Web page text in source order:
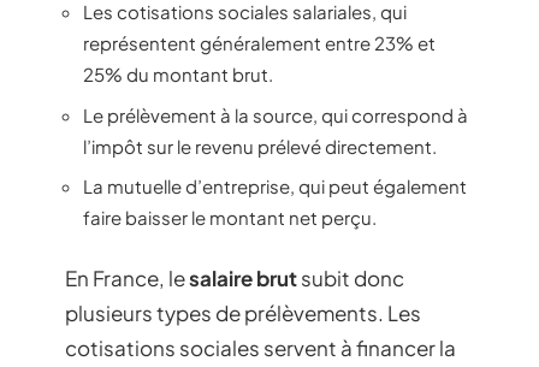
Les cotisations sociales salariales, qui
représentent généralement entre 23% et
25% du montant brut.
Le prélèvement à la source, qui correspond à
l’impôt sur le revenu prélevé directement.
La mutuelle d’entreprise, qui peut également
faire baisser le montant net perçu.
En France, lesalaire brutsubit donc
plusieurs types de prélèvements. Les
cotisations sociales servent à financer la